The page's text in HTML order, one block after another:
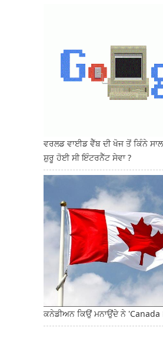
ਵਰਲਡ ਵਾਈਡ ਵੈੱਬ ਦੀ ਖੋਜ ਤੋਂ ਕਿੰਨੇ
ਸ਼ੁਰੂ ਹੋਈ ਸੀ ਇੰਟਰਨੈੱਟ ਸੇਵਾ ?
ਕਨੇਡੀਅਨ ਕਿਉਂ ਮਨਾਉਂਦੇ ਨੇ 'Canada